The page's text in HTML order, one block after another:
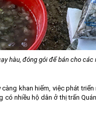
hàu, đóng gói để bán cho các
khan hiếm, việc phát
nhiều hộ dân ở thị trấn